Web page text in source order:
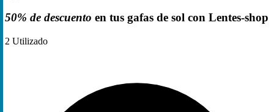
50% de descuento en tus gafas de sol con Lentes-shop
2 Utilizado